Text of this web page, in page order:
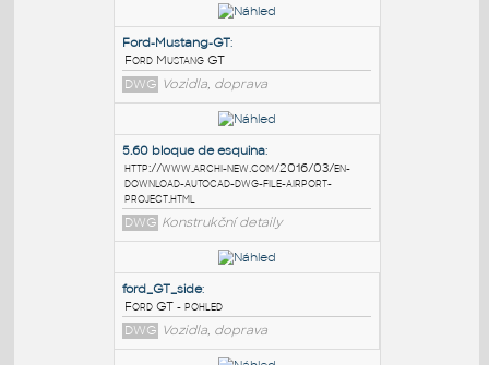
PODOBNÉ BLOKY
Ford-Mustang-GT:
Ford Mustang GT
DWG Vozidla, doprava
5.60 bloque de esquina: